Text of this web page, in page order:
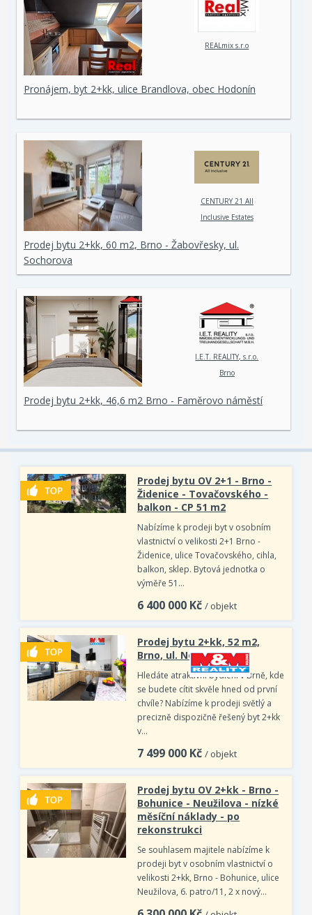
REALmix s.r.o
Pronájem, byt 2+kk, ulice Brandlova, obec Hodonín
CENTURY 21 All
Inclusive Estates
Prodej bytu 2+kk, 60 m2, Brno - Žabovřesky, ul.
Sochorova
I.E.T. REALITY, s.r.o.
Brno
Prodej bytu 2+kk, 46,6 m2 Brno - Faměrovo náměstí
Prodej bytu OV 2+1 - Brno -
Židenice - Tovačovského -
balkon - CP 51 m2
Nabízíme k prodeji byt v osobním
vlastnictví o velikosti 2+1 Brno -
Židenice, ulice Tovačovského, cihla,
balkon, sklep. Bytová jednotka o
výměře 51…
6 400 000 Kč / objekt
Prodej bytu 2+kk, 52 m2,
Brno, ul. Nopova
Hledáte atraktivní bydlení v Brně, kde
se budete cítit skvěle hned od první
chvíle? Nabízíme k prodeji světlý a
precizně dispozičně řešený byt 2+kk
v…
7 499 000 Kč / objekt
Prodej bytu OV 2+kk - Brno -
Bohunice - Neužilova - nízké
měsíční náklady - po
rekonstrukci
Se souhlasem majitele nabízíme k
prodeji byt v osobním vlastnictví o
velikosti 2+kk, Brno - Bohunice, ulice
Neužilova, 6. patro/11, 2 x nový…